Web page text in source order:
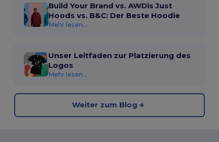
Build Your Brand vs. AWDis Just
Hoods vs. B&C: Der Beste Hoodie
Mehr lesen...
Unser Leitfaden zur Platzierung des
Logos
Mehr lesen...
Weiter zum Blog